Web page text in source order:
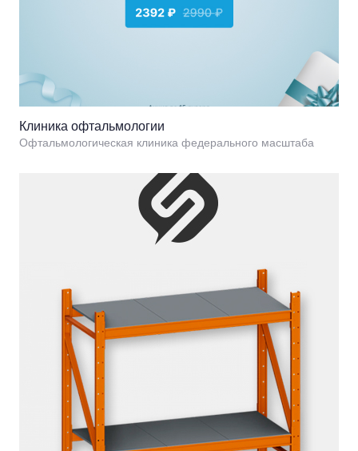
Клиника офтальмологии
Офтальмологическая клиника федерального масштаба